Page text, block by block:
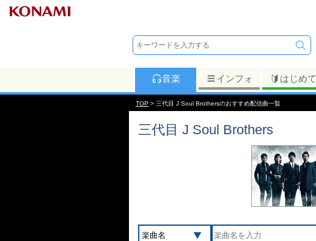
音楽 インフォ はじめて
TOP > 三代目 J Soul Brothersのおすすめ配信曲一覧
三代目 J Soul Brothers